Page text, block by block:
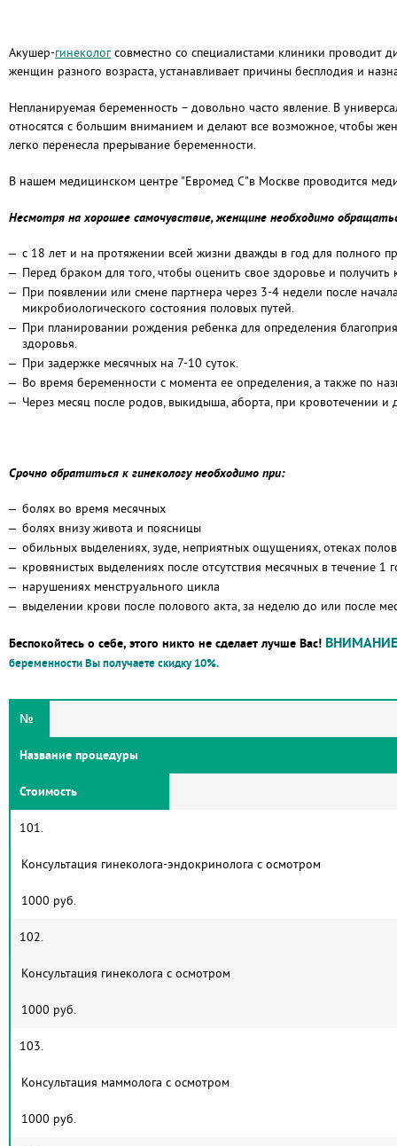
Акушер-гинекологсовместно со специалистами клиники проводит
женщин разного возраста, устанавливает причины бесплодия и
Непланируемая беременность – довольно часто явление. В
относятся с большим вниманием и делают все возможное, чтобы
легко перенесла прерывание беременности.
В нашем медицинском центре "Евромед С"в Москве проводится
Несмотря на хорошее самочувствие, женщине необходимо
с 18 лет и на протяжении всей жизни дважды в год для полного
Перед браком для того, чтобы оценить свое здоровье и
При появлении или смене партнера через 3-4 недели после
микробиологического состояния половых путей.
При планировании рождения ребенка для определения
здоровья.
При задержке месячных на 7-10 суток.
Во время беременности с момента ее определения, а также по
Через месяц после родов, выкидыша, аборта, при кровотечении и
Срочно обратиться к гинекологу необходимо при:
болях во время месячных
болях внизу живота и поясницы
обильных выделениях, зуде, неприятных ощущениях, отеках
кровянистых выделениях после отсутствия месячных в течение 1
нарушениях менструального цикла
выделении крови после полового акта, за неделю до или после
Беспокойтесь о себе, этого никто не сделает лучше Вас!
беременности Вы получаете скидку 10%.
№
Название процедуры
Стоимость
101.
Консультация гинеколога-эндокринолога с осмотром
1000 руб.
102.
Консультация гинеколога с осмотром
1000 руб.
103.
Консультация маммолога с осмотром
1000 руб.